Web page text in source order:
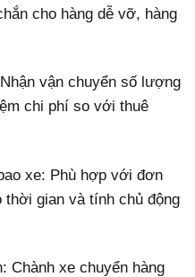
cho hàng dễ vỡ, hàng
vận chuyển số lượng
chi phí so với thuê
xe: Phù hợp với đơn
thời gian và tính chủ động
Chành xe chuyển hàng